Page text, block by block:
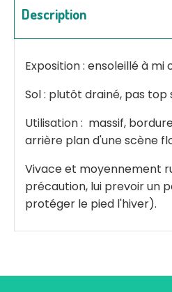
Description
Exposition : ensoleillé à mi
Sol : plutôt drainé, pas top
Utilisation : massif,
arrière plan d'une scène
Vivace et moyennement
précaution, lui prevoir un
protéger le pied l'hiver).